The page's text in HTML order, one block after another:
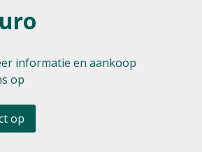
informatie en aankoop
op
op